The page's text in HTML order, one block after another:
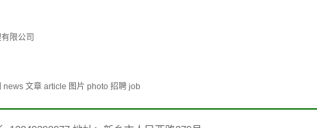
限公司
文章 article 图片 photo 招聘 job